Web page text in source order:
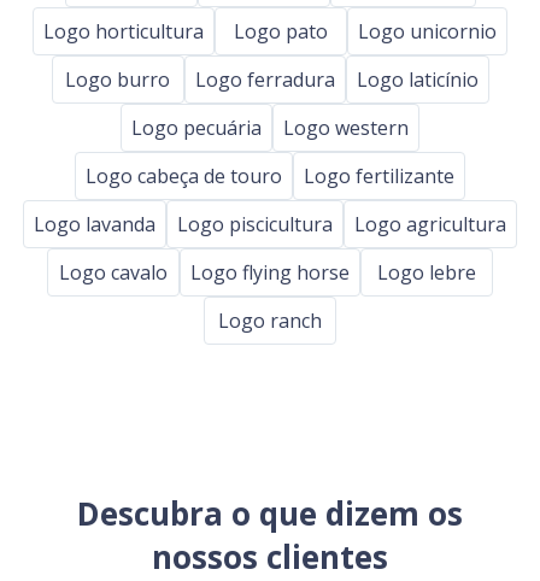
Logo horticultura
Logo pato
Logo unicornio
Logo burro
Logo ferradura
Logo laticínio
Logo pecuária
Logo western
Logo cabeça de touro
Logo fertilizante
Logo lavanda
Logo piscicultura
Logo agricultura
Logo cavalo
Logo flying horse
Logo lebre
Logo ranch
Descubra o que dizem os
nossos clientes